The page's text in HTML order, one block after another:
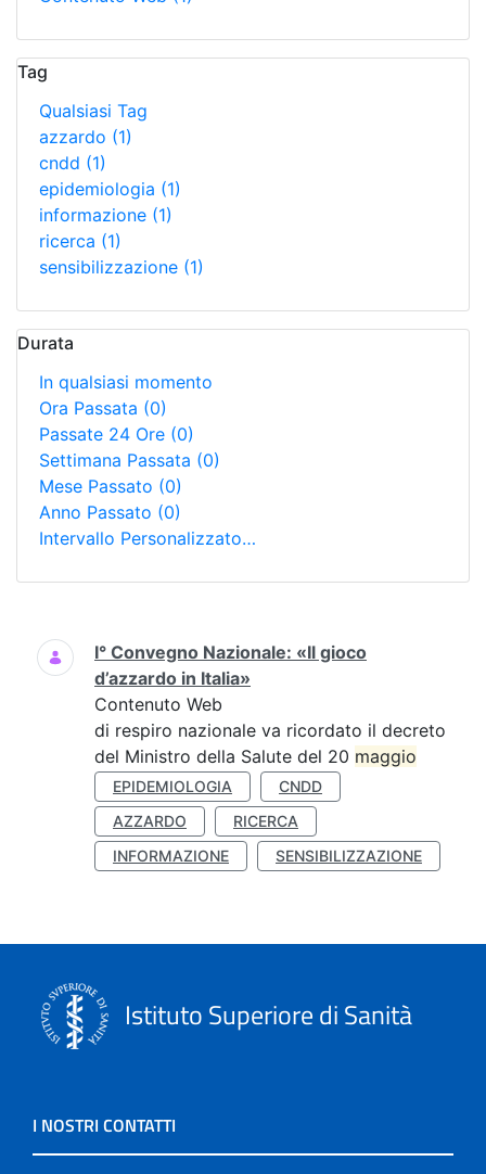
Tag
Qualsiasi Tag
azzardo (1)
cndd (1)
epidemiologia (1)
informazione (1)
ricerca (1)
sensibilizzazione (1)
Durata
In qualsiasi momento
Ora Passata (0)
Passate 24 Ore (0)
Settimana Passata (0)
Mese Passato (0)
Anno Passato (0)
Intervallo Personalizzato…
Ricerca
I° Convegno Nazionale: «Il gioco
d’azzardo in Italia»
Contenuto Web
di respiro nazionale va ricordato il decreto
del Ministro della Salute del 20 maggio
EPIDEMIOLOGIA
CNDD
AZZARDO
RICERCA
INFORMAZIONE
SENSIBILIZZAZIONE
Istituto Superiore di Sanità
I NOSTRI CONTATTI